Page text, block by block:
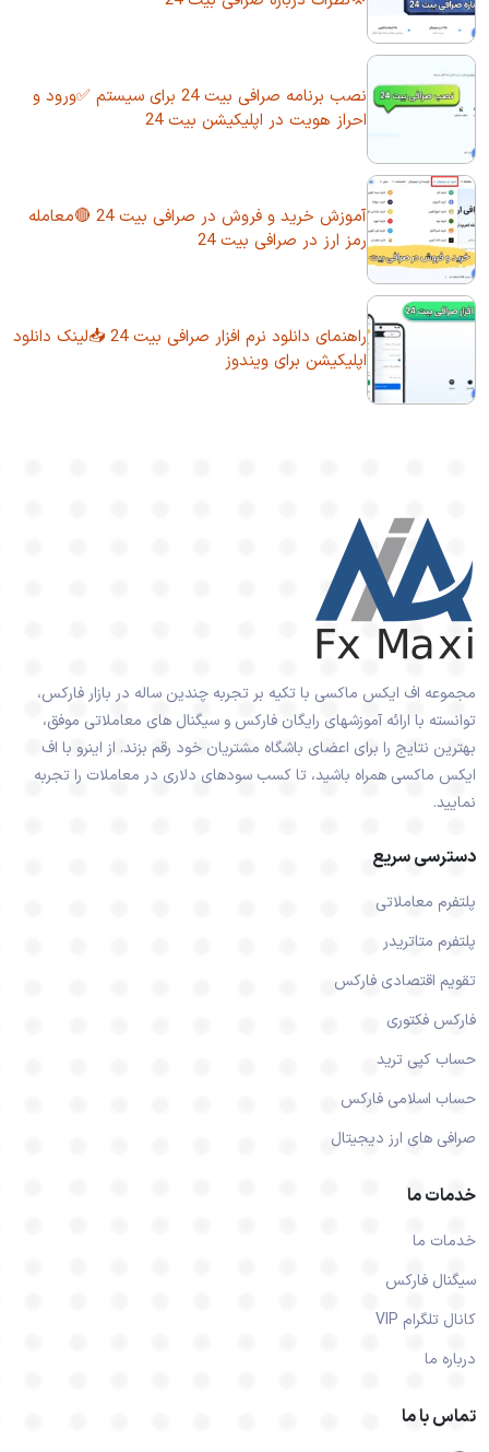
نصب برنامه صرافی بیت 24 برای سیستم ✅ورود و
احراز هویت در اپلیکیشن بیت 24
آموزش خرید و فروش در صرافی بیت 24 🔴معامله
رمز ارز در صرافی بیت 24
راهنمای دانلود نرم افزار صرافی بیت 24 📥لینک دانلود
اپلیکیشن برای ویندوز
مجموعه اف ایکس ماکسی با تکیه بر تجربه چندین ساله در بازار فارکس،
توانسته با ارائه آموزشهای رایگان فارکس و سیگنال های معاملاتی موفق،
بهترین نتایج را برای اعضای باشگاه مشتریان خود رقم بزند. از اینرو با اف
ایکس ماکسی همراه باشید، تا کسب سودهای دلاری در معاملات را تجربه
نمایید.
دسترسی سریع
پلتفرم معاملاتی
پلتفرم متاتریدر
تقویم اقتصادی فارکس
فارکس فکتوری
حساب کپی ترید
حساب اسلامی فارکس
صرافی های ارز دیجیتال
خدمات ما
خدمات ما
سیگنال فارکس
کانال تلگرام VIP
درباره ما
تماس با ما